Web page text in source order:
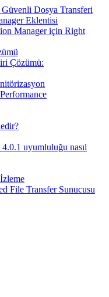
Dosya Transferi
Eklentisi
Manager için Right
Çözümü:
uyumluluğu nasıl
File Transfer Sunucusu